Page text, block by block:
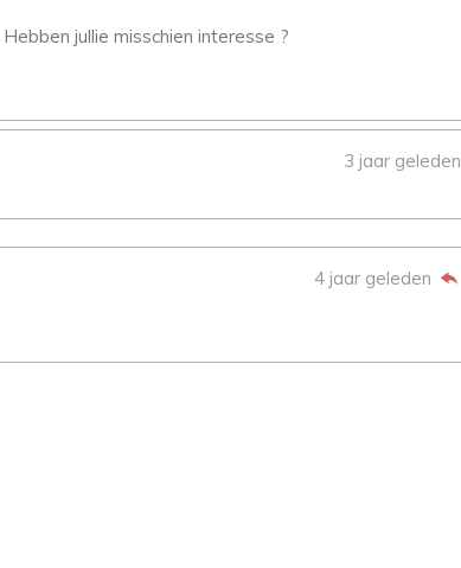
jullie misschien interesse ?
3 jaar geleden
4 jaar geleden